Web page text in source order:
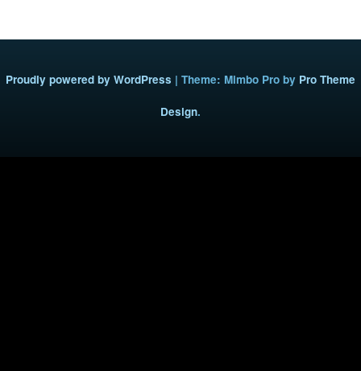
Proudly powered by WordPress | Theme: Mimbo Pro by Pro Theme
Design.